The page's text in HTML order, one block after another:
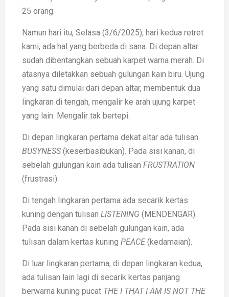
25 orang.
Namun hari itu, Selasa (3/6/2025), hari kedua retret
kami, ada hal yang berbeda di sana. Di depan altar
sudah dibentangkan sebuah karpet warna merah. Di
atasnya diletakkan sebuah gulungan kain biru. Ujung
yang satu dimulai dari depan altar, membentuk dua
lingkaran di tengah, mengalir ke arah ujung karpet
yang lain. Mengalir tak bertepi.
Di depan lingkaran pertama dekat altar ada tulisan
BUSYNESS (keserbasibukan). Pada sisi kanan, di
sebelah gulungan kain ada tulisan FRUSTRATION
(frustrasi).
Di tengah lingkaran pertama ada secarik kertas
kuning dengan tulisan LISTENING (MENDENGAR).
Pada sisi kanan di sebelah gulungan kain, ada
tulisan dalam kertas kuning PEACE(kedamaian).
Di luar lingkaran pertama, di depan lingkaran kedua,
ada tulisan lain lagi di secarik kertas panjang
berwarna kuning pucat THE I THAT I AM IS NOT THE